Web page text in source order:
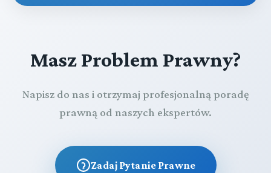
Masz Problem Prawny?
Napisz do nas i otrzymaj profesjonalną poradę
prawną od naszych ekspertów.
Zadaj Pytanie Prawne